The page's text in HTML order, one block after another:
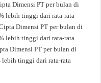
Dimensi PT per bulan di
lebih tinggi dari rata-rata
Dimensi PT per bulan di
lebih tinggi dari rata-rata
Dimensi PT per bulan di
lebih tinggi dari rata-rata